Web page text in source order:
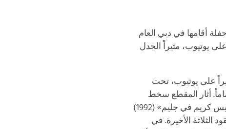
أقامها في دبي العام
يوتيوب، مثيراً الجدل
على يوتيوب، تحت
على العكس تماماً. أثار المقطع سخط
الكثير من محبّي أغنية «رصيف نمرة خمسة» التي أداها المغني المصري في فيلم «آيس كريم في جليم» (1992)
الثلاثة الأخيرة. في